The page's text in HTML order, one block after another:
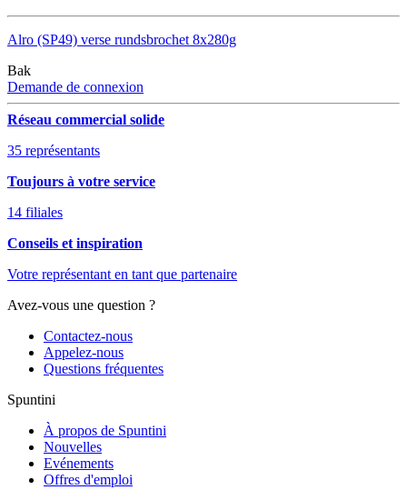
Alro (SP49) verse rundsbrochet 8x280g
Bak
Demande de connexion
Réseau commercial solide
35 représentants
Toujours à votre service
14 filiales
Conseils et inspiration
Votre représentant en tant que partenaire
Avez-vous une question ?
Contactez-nous
Appelez-nous
Questions fréquentes
Spuntini
À propos de Spuntini
Nouvelles
Evénements
Offres d'emploi